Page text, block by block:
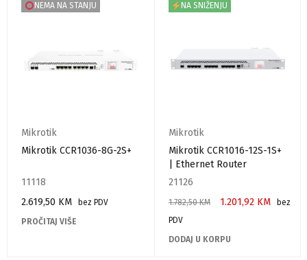
NEMA NA STANJU
Mikrotik
Mikrotik CCR1036-8G-2S+
11118
2.619,50 KM
bez PDV
PROČITAJ VIŠE
NA SNIŽENJU
Mikrotik
Mikrotik CCR1016-12S-1S+
| Ethernet Router
21126
1.782,50KM 1.201,92 KM
bez
PDV
DODAJ U KORPU